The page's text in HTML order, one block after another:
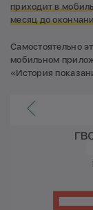
приходит в
месяц до
Самостоятельно
мобильном
«История